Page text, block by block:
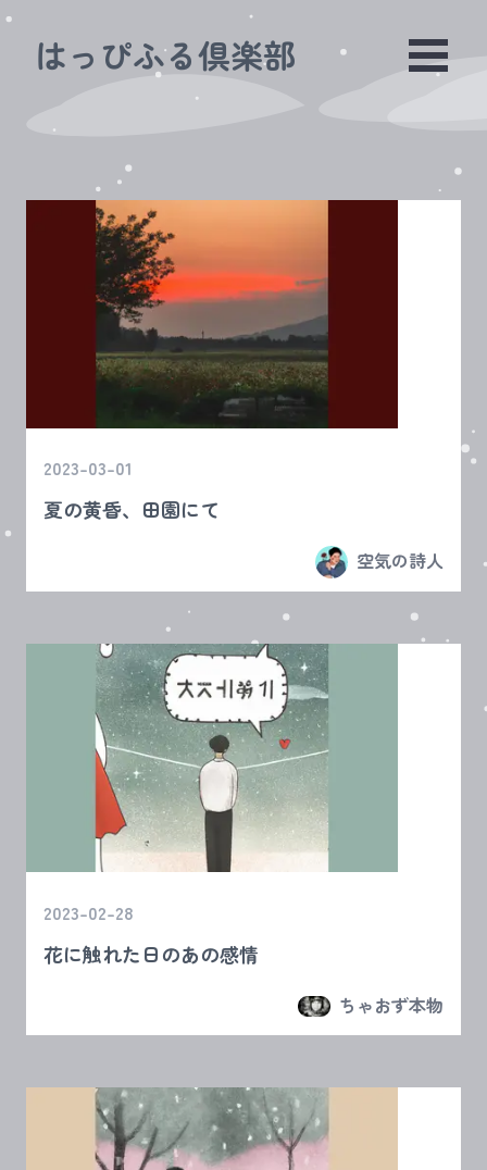
はっぴふる倶楽部
2023-03-01
夏の黄昏、田園にて
空気の詩人
2023-02-28
花に触れた日のあの感情
ちゃおず本物